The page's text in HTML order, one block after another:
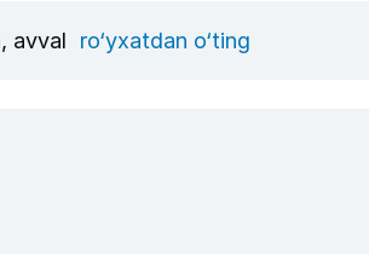
avval ro‘yxatdan o‘ting